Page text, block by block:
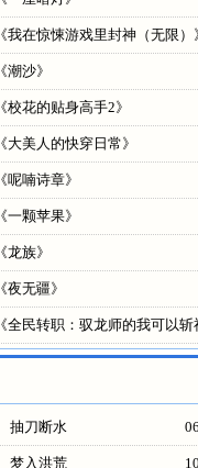
《我在惊悚游戏里封神（无限）
《潮沙》
《校花的贴身高手2》
《大美人的快穿日常》
《呢喃诗章》
《一颗苹果》
《龙族》
《夜无疆》
《全民转职：驭龙师的我可以斩
抽刀断水
梦入洪荒